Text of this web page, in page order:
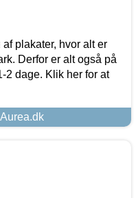
plakater, hvor alt er
Derfor er alt også på
2 dage. Klik her for at